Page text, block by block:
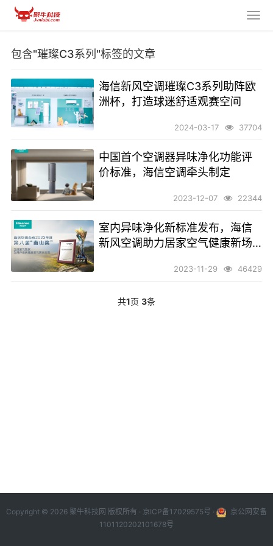
包含"璀璨C3系列"标签的文章
海信新风空调璀璨C3系列助阵欧
洲杯，打造球迷舒适观赛空间
2024-03-17 37704
中国首个空调器异味净化功能评
价标准，海信空调牵头制定
2023-12-07 22344
室内异味净化新标准发布，海信
新风空调助力居家空气健康新场
2023-11-29 46429
共1页 3条
Copyright © 2026 聚牛科技网 版权所有 · 京ICP备17029575号 ·
京公网安备
1101120202101678号